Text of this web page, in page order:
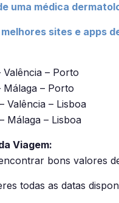
uma médica
sites e apps
Valência – Porto
Málaga – Porto
Valência – Lisboa
Málaga – Lisboa
Viagem:
bons valores
todas as datas